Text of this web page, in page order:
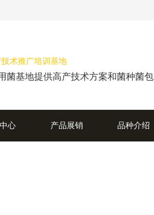
术推广培训基地
菌基地提供高产技术方案和菌种菌包
心 产品展销 品种介绍